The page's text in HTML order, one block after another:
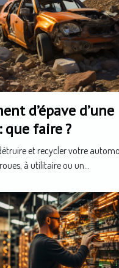
d’épave d’une
faire ?
et recycler votre
à utilitaire ou un...